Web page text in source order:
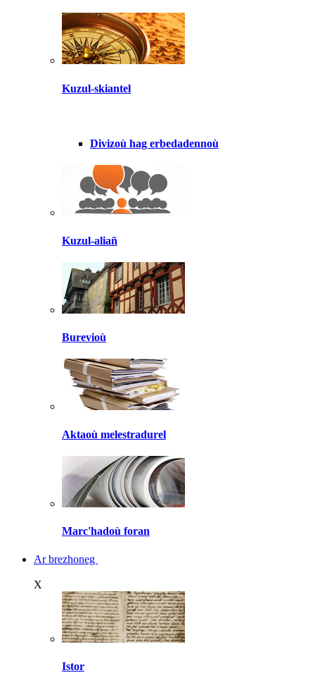
Kuzul-skiantel
Divizoù hag erbedadennoù
Kuzul-aliañ
Burevioù
Aktaoù melestradurel
Marc'hadoù foran
Ar brezhoneg
X
Istor